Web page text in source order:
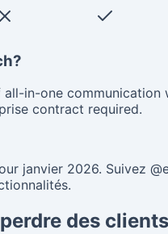
in-one communication
contract required.
janvier 2026. Suivez
des